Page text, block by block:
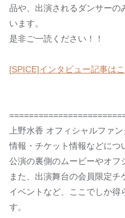
品や、出演されるダンサーの
います。
是非ご一読ください！！
[SPICE]インタビュー記事は
上野水香 オフィシャルファ
情報・チケット情報などにつ
公演の裏側のムービーやオフ
また、出演舞台の会員限定
イベントなど、ここでしか得
す。